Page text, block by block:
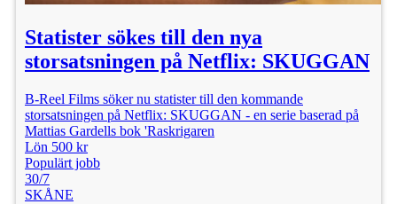
Statister sökes till den nya
storsatsningen på Netflix: SKUGGAN
B-Reel Films söker nu statister till den kommande
storsatsningen på Netflix: SKUGGAN - en serie baserad på
Mattias Gardells bok 'Raskrigaren
Lön 500 kr
Populärt jobb
30/7
SKÅNE